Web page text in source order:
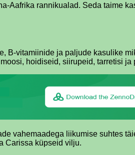
Aafrika rannikualad. Seda taime
B-vitamiinide ja paljude kasulike
hoidiseid, siirupeid, tarretisi
vahemaadega liikumise suhtes
Carissa küpseid vilju.